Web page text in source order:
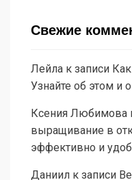
Свежие
Лейла к записи
Узнайте об этом и
Ксения Любимова
выращивание в
эффективно и
Даниил к записи